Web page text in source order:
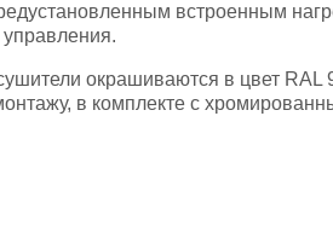
встроенным
окрашиваются в цвет
в комплекте c